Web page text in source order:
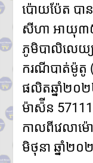
៣ខ្នង ជូ
នៅខេត្ត
ក្រសួងបរិ
រាជធានី-
លើកា
និងបរិក្ខ
អាជ្ញាធរ
ការចាប់
សម្រាប់
រង់ចាំ ជំ
ប្រមាណ
លោក ទូច
សិង្ហបុរី
ប៉ោយប៉ែត បា
សីហា អាយុ៣៥
ភូមិបាលិលេយ្យ
ករណីបាត់ម៉ូតូ
ផលិតឆ្នាំ២០
ម៉ាស៉ីន
កាលពីវេលាម៉
មិថុនា ឆ្នាំ២០